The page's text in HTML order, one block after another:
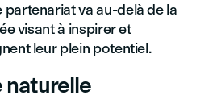
va au-delà de la
visant à inspirer et
leur plein potentiel.
naturelle